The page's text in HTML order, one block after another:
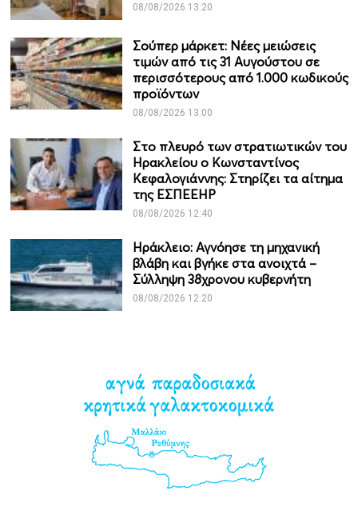
08/08/2026 13:20
Σούπερ μάρκετ: Νέες μειώσεις
τιμών από τις 31 Αυγούστου σε
περισσότερους από 1.000 κωδικούς
προϊόντων
08/08/2026 13:00
Στο πλευρό των στρατιωτικών του
Ηρακλείου ο Κωνσταντίνος
Κεφαλογιάννης: Στηρίζει τα αίτημα
της ΕΣΠΕΕΗΡ
08/08/2026 12:40
Ηράκλειο: Αγνόησε τη μηχανική
βλάβη και βγήκε στα ανοιχτά –
Σύλληψη 38χρονου κυβερνήτη
08/08/2026 12:20